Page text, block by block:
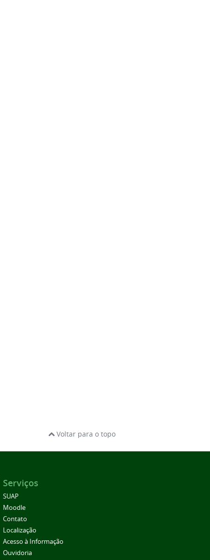
Voltar para o topo
Serviços
SUAP
Moodle
Contato
Localização
Acesso à Informação
Ouvidoria